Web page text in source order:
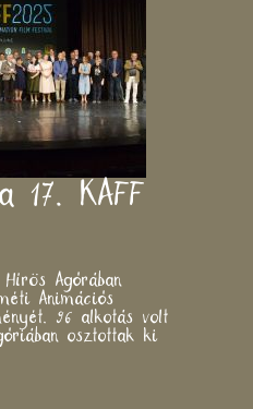
17. KAFF
Agórában
Animációs
96 alkotás volt
osztottak ki